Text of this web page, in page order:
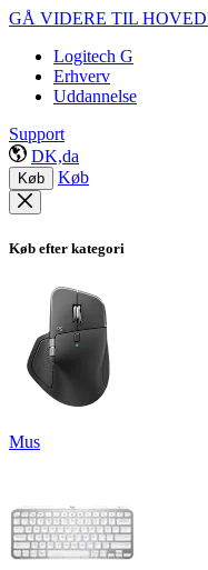
GÅ VIDERE TIL
Logitech G
Erhverv
Uddannelse
Support
DK,da
Køb Køb
Køb efter kategori
Mus